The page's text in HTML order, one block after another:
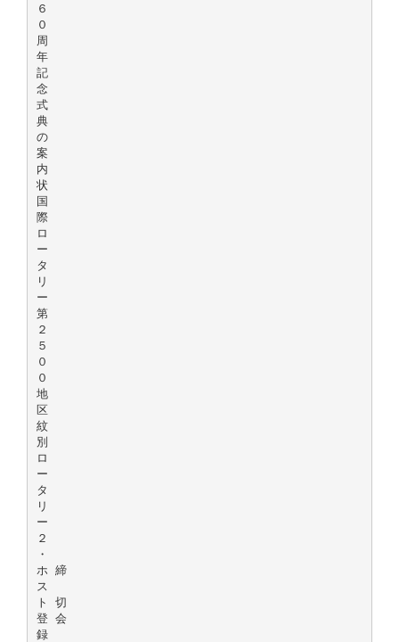
６
０
周
年
記
念
式
典
の
案
内
状
国
際
ロ
ー
タ
リ
ー
第
２
５
０
０
地
区
紋
別
ロ
ー
タ
リ
ー
２
・
ホ 締
ス
ト 切
登 会
録